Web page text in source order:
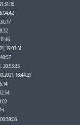
19:03:31
20:53:33
18:44:21